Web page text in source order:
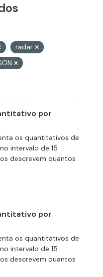
radar
por
os quantitativos de
intervalo de 15
descrevem quantos
por
os quantitativos de
intervalo de 15
descrevem quantos